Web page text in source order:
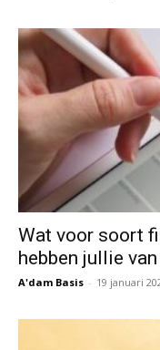
Wat voor soort
hebben jullie
A'dam Basis - 19 januari